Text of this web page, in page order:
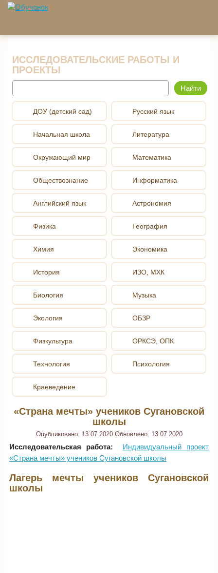
Перейти к основному содержанию
ИССЛЕДОВАТЕЛЬСКИЕ РАБОТЫ И
ПРОЕКТЫ
ДОУ (детский сад)
Начальная школа
Окружающий мир
Обществознание
Английский язык
Русский язык
Литература
Математика
Информатика
Астрономия
Физика
Химия
История
Биология
Экология
География
Экономика
ИЗО, МХК
Музыка
ОБЗР
Физкультура
Технология
Краеведение
ОРКСЭ, ОПК
Психология
«Страна мечты» учеников Сугановской
школы
Опубликовано: 13.07.2020 Обновлено: 13.07.2020
Исследовательская работа:
Индивидуальный проект
«Страна мечты» учеников Сугановской школы
Лагерь мечты учеников Сугановской
школы